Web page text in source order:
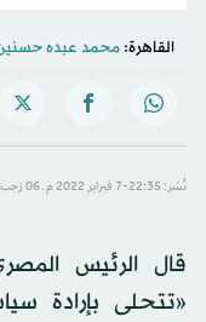
القاهرة:محمد عبده
نُشر: 22:35-7 فبراير 2022 م ـ 06 رَجب 1443 هـ
قال الرئيس
«تتحلى بإرادة